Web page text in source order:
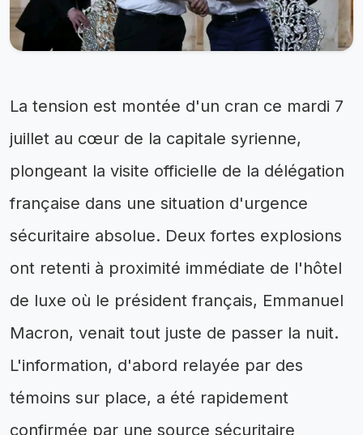
La tension est montée d'un cran ce mardi 7
juillet au cœur de la capitale syrienne,
plongeant la visite officielle de la délégation
française dans une situation d'urgence
sécuritaire absolue. Deux fortes explosions
ont retenti à proximité immédiate de l'hôtel
de luxe où le président français, Emmanuel
Macron, venait tout juste de passer la nuit.
L'information, d'abord relayée par des
témoins sur place, a été rapidement
confirmée par une source sécuritaire